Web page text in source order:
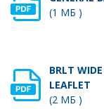
(1 МБ )
BRLT
LEAFLET
(2 МБ )